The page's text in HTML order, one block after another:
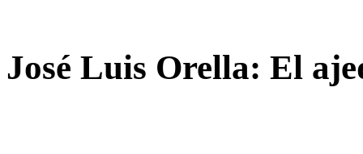
José Luis Orella: El